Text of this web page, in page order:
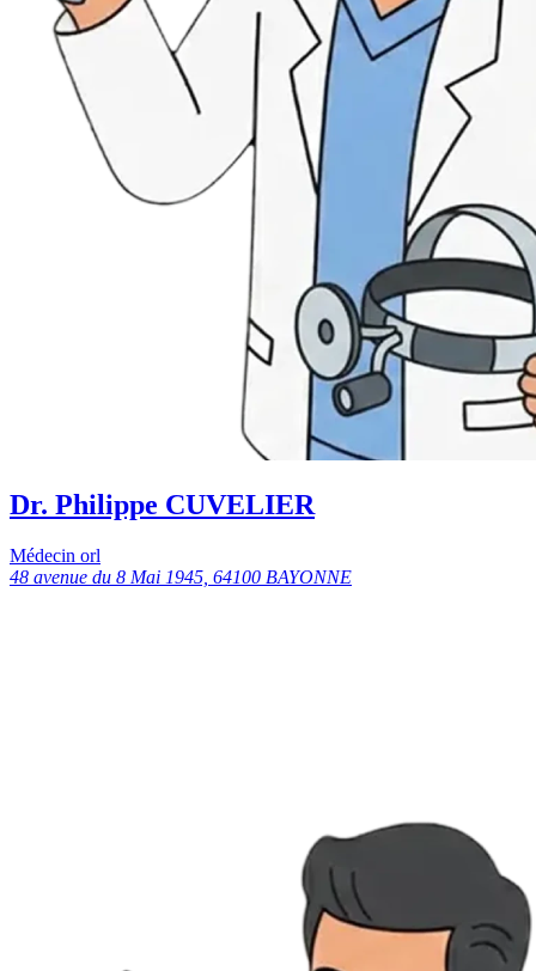
Dr. Philippe CUVELIER
Médecin orl
48 avenue du 8 Mai 1945, 64100 BAYONNE